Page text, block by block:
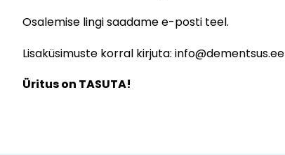
Osalemise lingi saadame e-posti teel.
Lisaküsimuste korral kirjuta: info@dementsus.ee
Üritus on TASUTA!